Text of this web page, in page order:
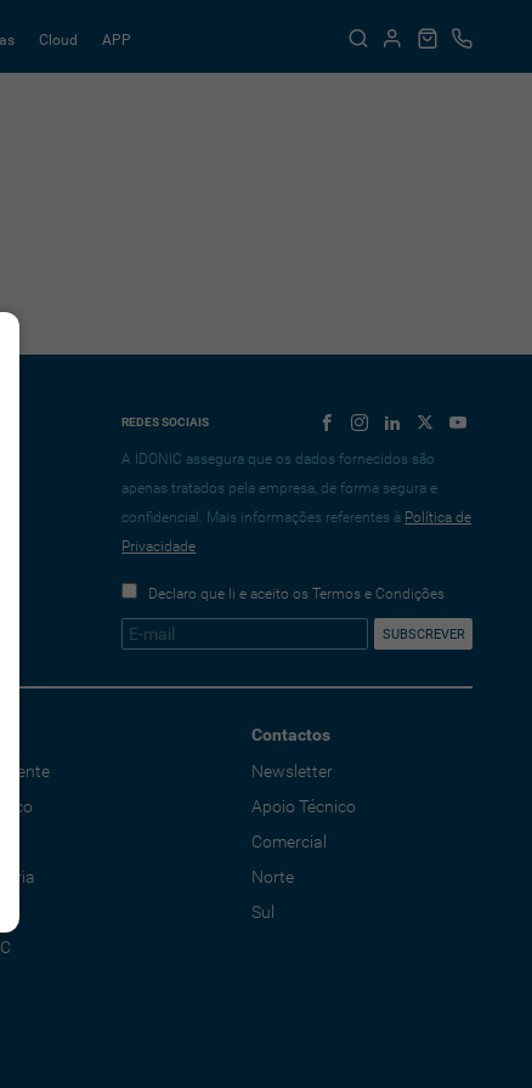
Cloud APP
REDES SOCIAIS
A IDONIC assegura que os dados fornecidos são
apenas tratados pela empresa, de forma segura e
confidencial. Mais informações referentes à Política de
Privacidade
Declaro que li e aceito os Termos e Condições
Contactos
Newsletter
Apoio Técnico
Comercial
Norte
Sul